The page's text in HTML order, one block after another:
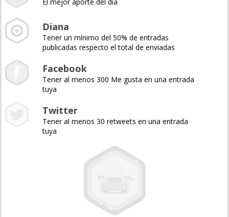
Diana
Tener un mínimo del 50% de entradas
publicadas respecto el total de enviadas
Facebook
Tener al menos 300 Me gusta en una entrada
tuya
Twitter
Tener al menos 30 retweets en una entrada
tuya